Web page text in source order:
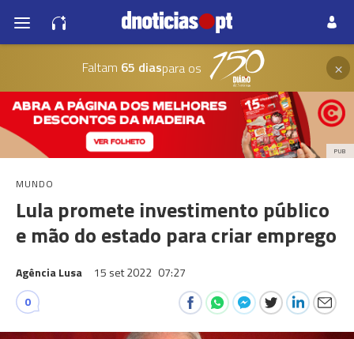
Faltam 65 diaspara os ×
PUB
MUNDO
Lula promete investimento público
e mão do estado para criar emprego
Agência Lusa 15 set 2022 07:27
0